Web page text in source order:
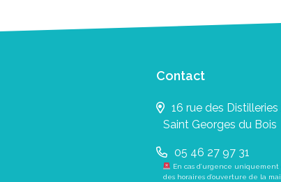
Contact
16 rue des Distilleries
Saint Georges du Bois
05 46 27 97 31
En cas d’urgence
des horaires d’ouverture de la